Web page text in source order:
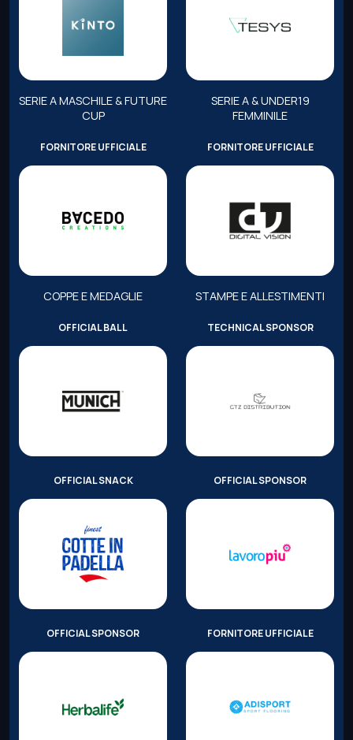
SERIE A MASCHILE & FUTURE
CUP
SERIE A & UNDER19
FEMMINILE
FORNITORE UFFICIALE
COPPE E MEDAGLIE
FORNITORE UFFICIALE
STAMPE E ALLESTIMENTI
OFFICIAL BALL TECHNICAL SPONSOR
OFFICIAL SNACK OFFICIAL SPONSOR
OFFICIAL SPONSOR FORNITORE UFFICIALE